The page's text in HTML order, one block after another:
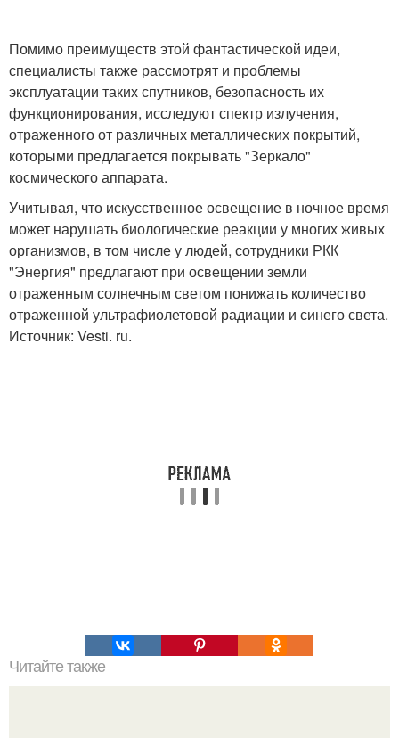
Помимо преимуществ этой фантастической идеи,
специалисты также рассмотрят и проблемы
эксплуатации таких спутников, безопасность их
функционирования, исследуют спектр излучения,
отраженного от различных металлических покрытий,
которыми предлагается покрывать "Зеркало"
космического аппарата.
Учитывая, что искусственное освещение в ночное время
может нарушать биологические реакции у многих живых
организмов, в том числе у людей, сотрудники РКК
"Энергия" предлагают при освещении земли
отраженным солнечным светом понижать количество
отраженной ультрафиолетовой радиации и синего света.
Источник: Vesti. ru.
Читайте также